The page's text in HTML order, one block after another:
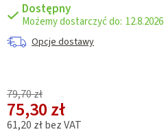
Dostępny
12.8.2026
Opcje dostawy
79,70 zł
75,30 zł
61,20 zł bez VAT